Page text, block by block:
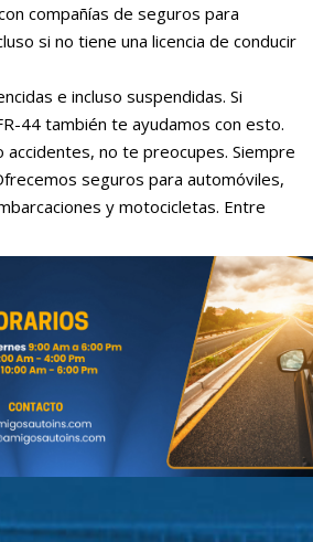
compañías de seguros para
si no tiene una licencia de conducir
e incluso suspendidas. Si
44 también te ayudamos con esto.
accidentes, no te preocupes. Siempre
seguros para automóviles,
y motocicletas. Entre